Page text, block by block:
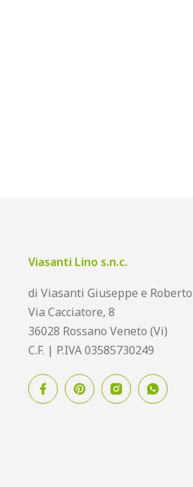
Viasanti Lino s.n.c.
di Viasanti Giuseppe e Roberto
Via Cacciatore, 8
36028 Rossano Veneto (Vi)
C.F. | P.IVA 03585730249